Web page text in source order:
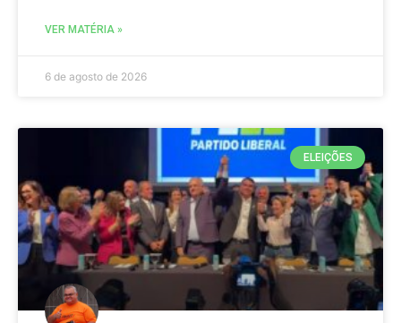
VER MATÉRIA »
6 de agosto de 2026
ELEIÇÕES